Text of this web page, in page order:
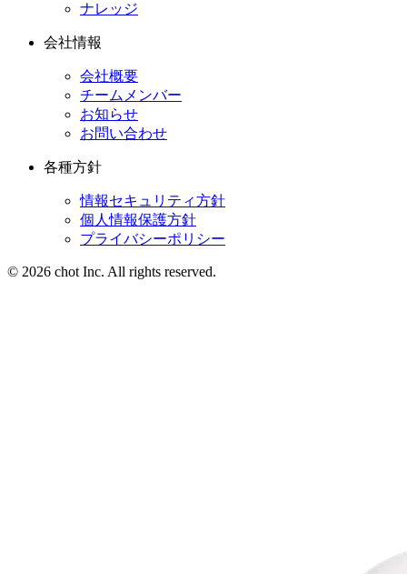
ナレッジ
会社情報
会社概要
チームメンバー
お知らせ
お問い合わせ
各種方針
情報セキュリティ方針
個人情報保護方針
プライバシーポリシー
© 2026 chot Inc. All rights reserved.